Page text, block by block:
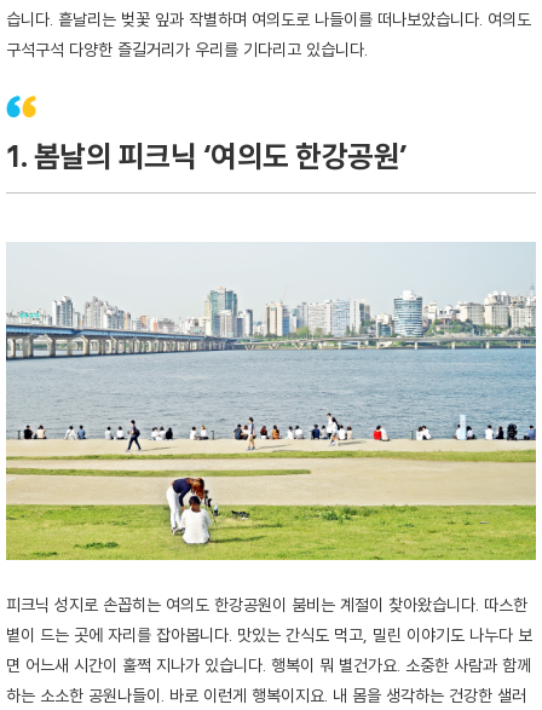
습니다. 흩날리는 벚꽃 잎과 작별하며 여의도로 나들이를 떠나보았습니다. 여의도
구석구석 다양한 즐길거리가 우리를 기다리고 있습니다.
1. 봄날의 피크닉 ‘여의도 한강공원’
피크닉 성지로 손꼽히는 여의도 한강공원이 붐비는 계절이 찾아왔습니다. 따스한
볕이 드는 곳에 자리를 잡아봅니다. 맛있는 간식도 먹고, 밀린 이야기도 나누다 보
면 어느새 시간이 훌쩍 지나가 있습니다. 행복이 뭐 별건가요. 소중한 사람과 함께
하는 소소한 공원나들이. 바로 이런게 행복이지요. 내 몸을 생각하는 건강한 샐러